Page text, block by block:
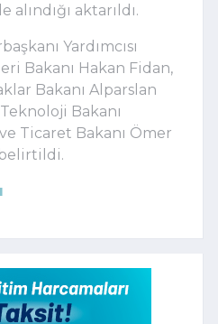
aktarıldı.
Yardımcısı
Bakanı Hakan Fidan,
Bakanı Alparslan
Bakanı
Ticaret Bakanı Ömer
belirtildi.